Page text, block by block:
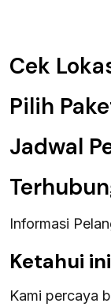
Cek
Pilih
Jadwal
Informasi
Ketahui
Kami percaya